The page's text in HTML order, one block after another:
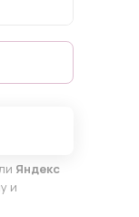
Яндекс
и